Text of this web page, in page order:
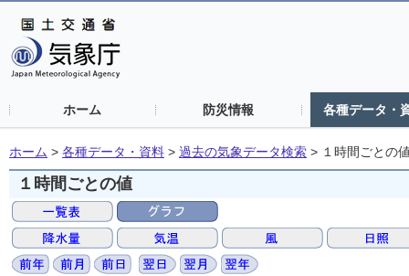
ホーム 防災情報 各種データ・
ホーム > 各種データ・資料 > 過去の気象データ検索 > １時間ごとの
１時間ごとの値